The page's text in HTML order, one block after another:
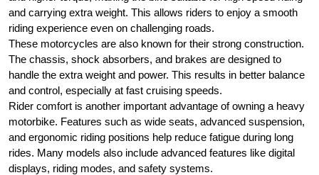
and carrying extra weight. This allows riders to enjoy a smooth
riding experience even on challenging roads.
These motorcycles are also known for their strong construction.
The chassis, shock absorbers, and brakes are designed to
handle the extra weight and power. This results in better balance
and control, especially at fast cruising speeds.
Rider comfort is another important advantage of owning a heavy
motorbike. Features such as wide seats, advanced suspension,
and ergonomic riding positions help reduce fatigue during long
rides. Many models also include advanced features like digital
displays, riding modes, and safety systems.